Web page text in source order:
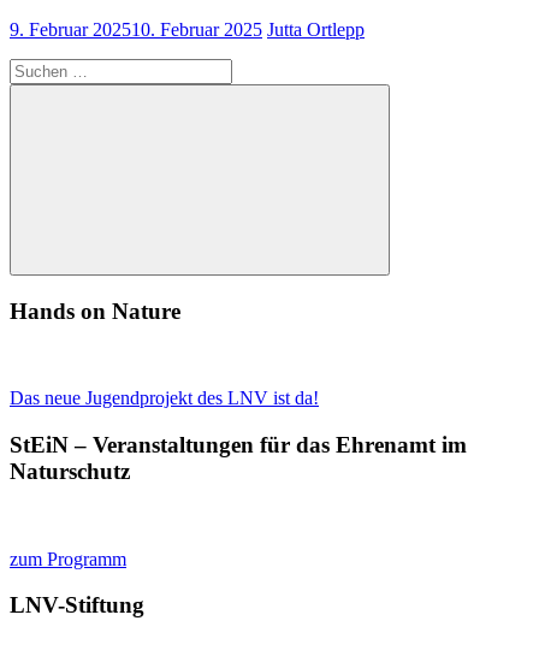
9. Februar 202510. Februar 2025 Jutta Ortlepp
Suchen
nach:
Suchen
Hands on Nature
Das neue Jugendprojekt des LNV ist da!
StEiN – Veranstaltungen für das Ehrenamt im
Naturschutz
zum Programm
LNV-Stiftung